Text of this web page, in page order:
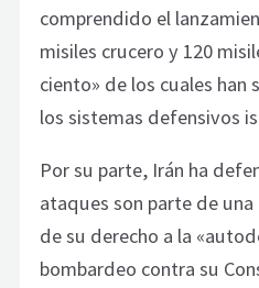
comprendido el
misiles crucero y 120
ciento» de los cuales
los sistemas defensivos
Por su parte, Irán ha
ataques son parte de
de su derecho a la
bombardeo contra su